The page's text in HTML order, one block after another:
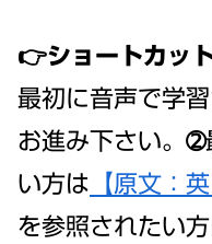
👉ショートカッ
最初に音声で学
お進み下さい。➁
い方は 【原文：英
を参照されたい方